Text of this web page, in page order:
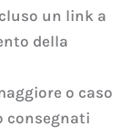
un link a
della
o caso
consegnati